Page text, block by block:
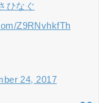
ひなぐ
Z9RNvhkfTh
24, 2017